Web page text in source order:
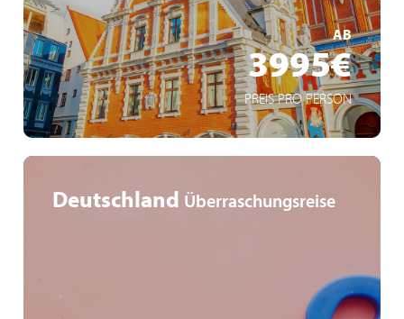
AB
3995€
PREIS PRO PERSON
MEHR ERFAHREN
Deutschland Überraschungsreise